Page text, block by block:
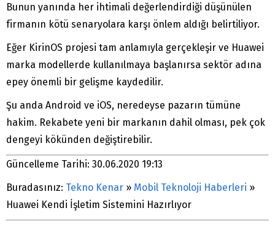
Bunun yanında her ihtimali değerlendirdiği düşünülen
firmanın kötü senaryolara karşı önlem aldığı belirtiliyor.
Eğer KirinOS projesi tam anlamıyla gerçekleşir ve Huawei
marka modellerde kullanılmaya başlanırsa sektör adına
epey önemli bir gelişme kaydedilir.
Şu anda Android ve iOS, neredeyse pazarın tümüne
hakim. Rekabete yeni bir markanın dahil olması, pek çok
dengeyi kökünden değiştirebilir.
Güncelleme Tarihi: 30.06.2020 19:13
Buradasınız: Tekno Kenar » Mobil Teknoloji Haberleri »
Huawei Kendi İşletim Sistemini Hazırlıyor